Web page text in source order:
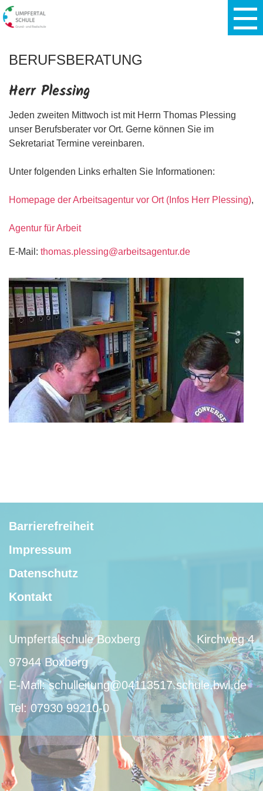
BERUFSBERATUNG
Herr Plessing
Jeden zweiten Mittwoch ist mit Herrn Thomas Plessing
unser Berufsberater vor Ort. Gerne können Sie im
Sekretariat Termine vereinbaren.
Unter folgenden Links erhalten Sie Informationen:
Homepage der Arbeitsagentur vor Ort (Infos Herr Plessing),
Agentur für Arbeit
E-Mail: thomas.plessing@arbeitsagentur.de
Barrierefreiheit
Impressum
Datenschutz
Kontakt
Umpfertalschule Boxberg
Kirchweg 4
97944 Boxberg
E-Mail:schulleitung@04113517.schule.bwl.de
Tel:07930 99210-0